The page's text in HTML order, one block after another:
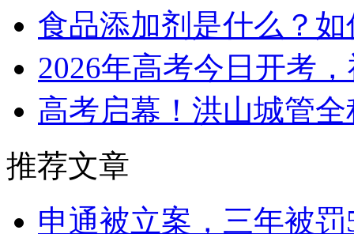
食品添加剂是什么？
2026年高考今日开考
高考启幕！洪山城管
推荐文章
申通被立案，三年被罚